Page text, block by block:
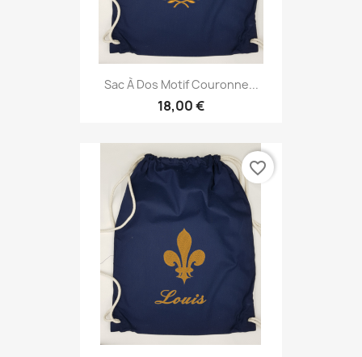
Sac À Dos Motif Couronne...
18,00 €
favorite_border